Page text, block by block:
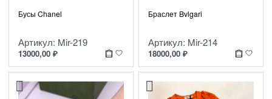
Бусы Chanel
Артикул: Mir-219
13000,00 ₽
Браслет Bvlgari
Артикул: Mir-214
18000,00 ₽